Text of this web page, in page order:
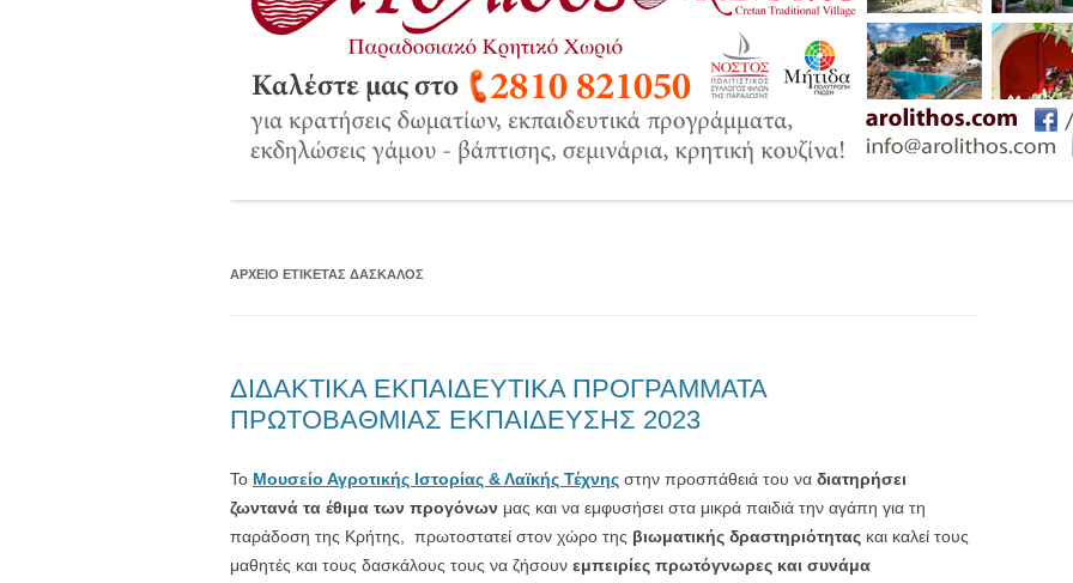
ΑΡΧΕΊΟ ΕΤΙΚΈΤΑΣ ΔΑΣΚΑΛΟΣ
ΔΙΔΑΚΤΙΚΑ ΕΚΠΑΙΔΕΥΤΙΚΑ ΠΡΟΓΡΑΜΜΑΤΑ
ΠΡΩΤΟΒΑΘΜΙΑΣ ΕΚΠΑΙΔΕΥΣΗΣ 2023
Το Μουσείο Αγροτικής Ιστορίας & Λαϊκής Τέχνης στην προσπάθειά του να διατηρήσει
ζωντανά τα έθιμα των προγόνων μας και να εμφυσήσει στα μικρά παιδιά την αγάπη για τη
παράδοση της Κρήτης, πρωτοστατεί στον χώρο της βιωματικής δραστηριότητας και καλεί τους
μαθητές και τους δασκάλους τους να ζήσουν εμπειρίες πρωτόγνωρες και συνάμα